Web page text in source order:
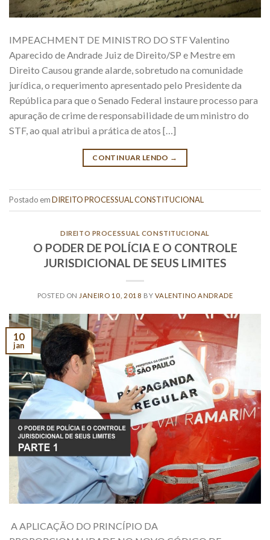
IMPEACHMENT DE MINISTRO DO STF Valentino
Aparecido de Andrade Juiz de Direito/SP e Mestre em
Direito Causou grande alarde, sobretudo na comunidade
jurídica, o requerimento apresentado pelo Presidente da
República para que o Senado Federal instaure processo para
apuração de crime de responsabilidade de um ministro do
STF, ao qual atribui a prática de atos […]
CONTINUAR LENDO →
Postado emDIREITO PROCESSUAL CONSTITUCIONAL
DIREITO PROCESSUAL CONSTITUCIONAL
O PODER DE POLÍCIA E O CONTROLE
JURISDICIONAL DE SEUS LIMITES
POSTED ON JANEIRO 10, 2018 BY VALENTINO ANDRADE
10
jan
A APLICAÇÃO DO PRINCÍPIO DA